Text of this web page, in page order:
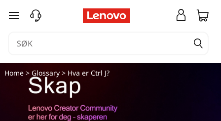
gå til hovedinnhold
Home> Glossary> Hva er Ctrl J?